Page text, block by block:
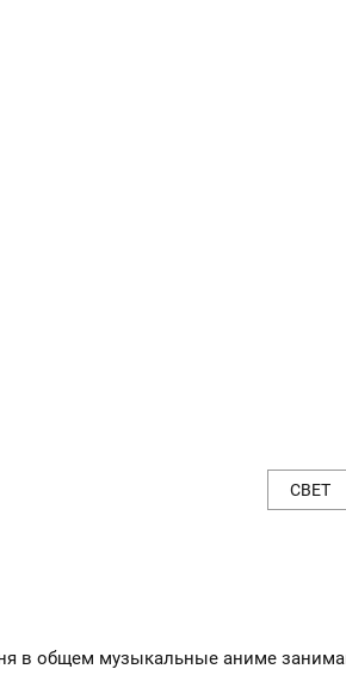
СВЕТ
в общем музыкальные аниме